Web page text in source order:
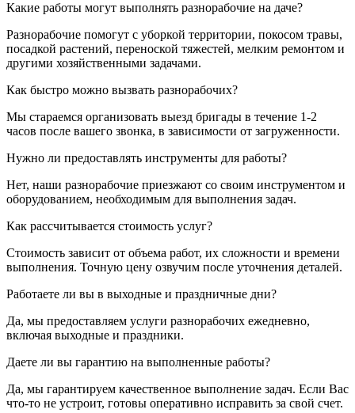
Какие работы могут выполнять разнорабочие на даче?
Разнорабочие помогут с уборкой территории, покосом травы,
посадкой растений, переноской тяжестей, мелким ремонтом и
другими хозяйственными задачами.
Как быстро можно вызвать разнорабочих?
Мы стараемся организовать выезд бригады в течение 1-2
часов после вашего звонка, в зависимости от загруженности.
Нужно ли предоставлять инструменты для работы?
Нет, наши разнорабочие приезжают со своим инструментом и
оборудованием, необходимым для выполнения задач.
Как рассчитывается стоимость услуг?
Стоимость зависит от объема работ, их сложности и времени
выполнения. Точную цену озвучим после уточнения деталей.
Работаете ли вы в выходные и праздничные дни?
Да, мы предоставляем услуги разнорабочих ежедневно,
включая выходные и праздники.
Даете ли вы гарантию на выполненные работы?
Да, мы гарантируем качественное выполнение задач. Если Вас
что-то не устроит, готовы оперативно исправить за свой счет.